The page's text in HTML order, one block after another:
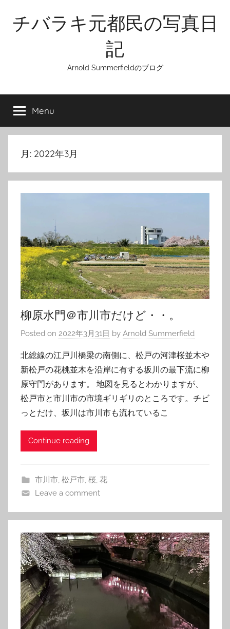
content
チバラキ元都民の写真日
記
Arnold Summerfieldのブログ
Menu
月: 2022年3月
柳原水門＠市川市だけど・・。
Posted on 2022年3月31日 by Arnold Summerfield
北総線の江戸川橋梁の南側に、松戸の河津桜並木や
新松戸の花桃並木を沿岸に有する坂川の最下流に柳
原守門があります。 地図を見るとわかりますが、
松戸市と市川市の市境ギリギリのところです。チビ
っとだけ、坂川は市川市も流れているこ
Continue reading
市川市, 松戸市, 桜, 花
Leave a comment